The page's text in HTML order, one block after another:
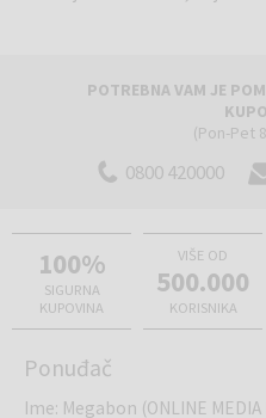
POTREBNA VAM JE
(Pon-Pet
0800 420000
100%
SIGURNA
KUPOVINA
VIŠE OD
500.000
KORISNIKA
Ponuđač
Ime: Megabon (ONLINE MEDIA